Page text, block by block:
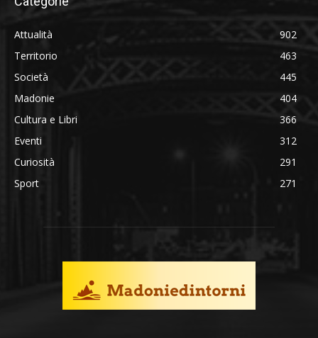
Attualità
902
Territorio
463
Società
445
Madonie
404
Cultura e Libri
366
Eventi
312
Curiosità
291
Sport
271